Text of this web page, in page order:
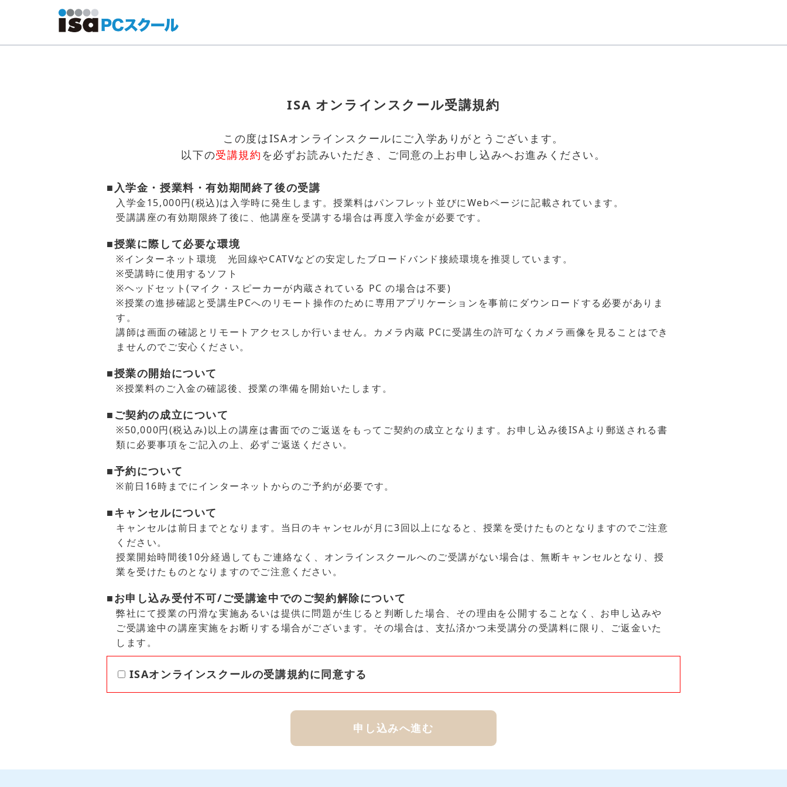
ISA オンラインスクール受講規約
この度はISAオンラインスクールにご入学ありがとうございます。
以下の受講規約 を必ずお読みいただき、 ご同意の上お申し込みへお進みください。
■入学金・授業料・有効期間終了後の受講
入学金15,000円(税込)は入学時に発生します。授業料はパンフレット並びにWebページに記載されています。
受講講座の有効期限終了後に、他講座を受講する場合は再度入学金が必要です。
■授業に際して必要な環境
※インターネット環境 光回線やCATVなどの安定したブロードバンド接続環境を推奨しています。
※受講時に使用するソフト
※ヘッドセット(マイク・スピーカーが内蔵されている PC の場合は不要)
※授業の進捗確認と受講生PCへのリモート操作のために専用アプリケーションを事前にダウンロードする必要がありま
す。
講師は画面の確認とリモートアクセスしか行いません。カメラ内蔵 PCに受講生の許可なくカメラ画像を見ることはでき
ませんのでご安心ください。
■授業の開始について
※授業料のご入金の確認後、授業の準備を開始いたします。
■ご契約の成立について
※50,000円(税込み)以上の講座は書面でのご返送をもってご契約の成立となります。お申し込み後ISAより郵送される書
類に必要事項をご記入の上、必ずご返送ください。
■予約について
※前日16時までにインターネットからのご予約が必要です。
■キャンセルについて
キャンセルは前日までとなります。当日のキャンセルが月に3回以上になると、授業を受けたものとなりますのでご注意
ください。
授業開始時間後10分経過してもご連絡なく、オンラインスクールへのご受講がない場合は、無断キャンセルとなり、授
業を受けたものとなりますのでご注意ください。
■お申し込み受付不可/ご受講途中でのご契約解除について
弊社にて授業の円滑な実施あるいは提供に問題が生じると判断した場合、その理由を公開することなく、お申し込みや
ご受講途中の講座実施をお断りする場合がございます。その場合は、支払済かつ未受講分の受講料に限り、ご返金いた
します。
ISAオンラインスクールの受講規約に同意する
申し込みへ進む